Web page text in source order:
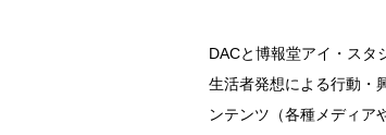
DACと博報堂アイ・スタ
生活者発想による行動・
ンテンツ（各種メディア